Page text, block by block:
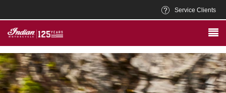
Service Clients